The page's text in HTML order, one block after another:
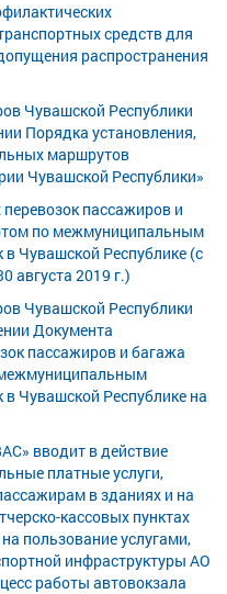
средств для
распространения
Чувашской Республики
Порядка установления,
маршрутов
Чувашской Республики»
пассажиров и
по межмуниципальным
Чувашской Республике (с
августа 2019 г.)
Чувашской Республики
Документа
пассажиров и багажа
Чувашской Республике на
вводит в действие
платные услуги,
в зданиях и на
кассовых пунктах
пользование услугами,
инфраструктуры АО
работы автовокзала